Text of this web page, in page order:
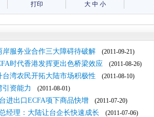
打印 大 中 小
岸服务业合作三大障碍待破解 (2011-09-21)
时代香港发挥更出色桥梁效应 (2011-08-26)
台湾农民开拓大陆市场积极性 (2011-08-10)
引资能力
(2011-08-01)
进出口ECFA项下商品快增 (2011-07-20)
经理：大陆让台企长快速成长 (2011-07-06)